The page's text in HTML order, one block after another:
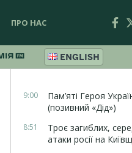
ПРО НАС
ENGLISH
9:00
Пам’яті Героя
(позивний «Дід»)
8:51
Троє загиблих,
атаки росії на